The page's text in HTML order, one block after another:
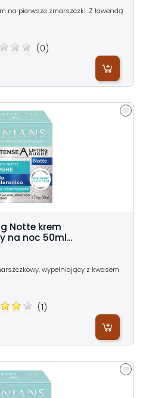
na pierwsze zmarszczki. Z lawendą
(0)
Notte krem
na noc 50ml...
wypełniający z kwasem
(1)